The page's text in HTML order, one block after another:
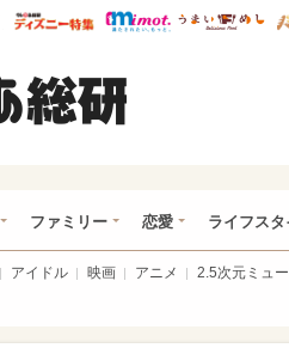
研
ハピママ* ウレぴあ総研 ディズニ
mimot.
ファミリー 恋愛 ライフスタ
アイドル 映画 アニメ 2.5次元ミュ